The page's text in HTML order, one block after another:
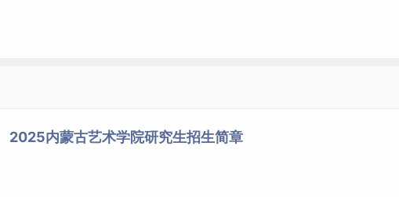
2025内蒙古艺术学院研究生招生简章